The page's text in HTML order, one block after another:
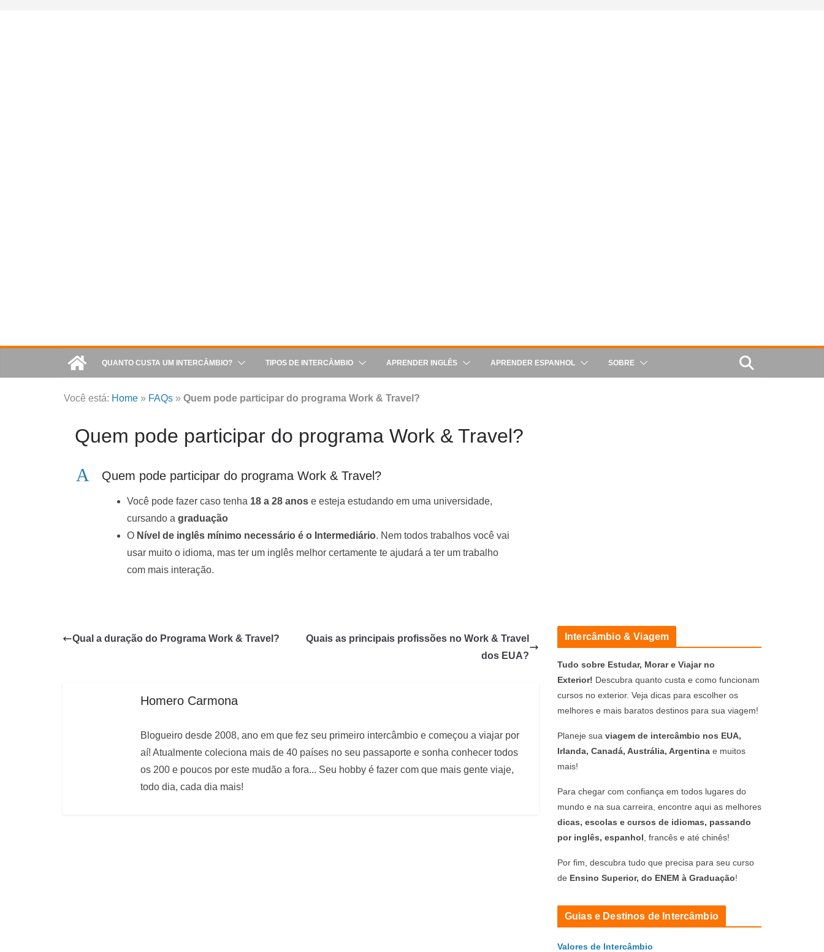
QUANTO CUSTA UM INTERCÂMBIO? TIPOS DE INTERCÂMBIO APRENDER INGLÊS APRENDER ESPANHOL SOBRE
Você está: Home » FAQs » Quem pode participar do programa Work & Travel?
Quem pode participar do programa Work & Travel?
A Quem pode participar do programa Work & Travel?
Você pode fazer caso tenha 18 a 28 anos e esteja estudando em uma universidade,
cursando a graduação
O Nível de inglês mínimo necessário é o Intermediário. Nem todos trabalhos você vai
usar muito o idioma, mas ter um inglês melhor certamente te ajudará a ter um trabalho
com mais interação.
Qual a duração do Programa Work & Travel?
Quais as principais profissões no Work & Travel
dos EUA?
Homero Carmona
Blogueiro desde 2008, ano em que fez seu primeiro intercâmbio e começou a viajar por
aí! Atualmente coleciona mais de 40 países no seu passaporte e sonha conhecer todos
os 200 e poucos por este mudão a fora... Seu hobby é fazer com que mais gente viaje,
todo dia, cada dia mais!
Intercâmbio & Viagem
Tudo sobre Estudar, Morar e Viajar no
Exterior! Descubra quanto custa e como funcionam
cursos no exterior. Veja dicas para escolher os
melhores e mais baratos destinos para sua viagem!
Planeje sua viagem de intercâmbio nos EUA,
Irlanda, Canadá, Austrália, Argentina e muitos
mais!
Para chegar com confiança em todos lugares do
mundo e na sua carreira, encontre aqui as melhores
dicas, escolas e cursos de idiomas, passando
por inglês, espanhol , francês e até chinês!
Por fim, descubra tudo que precisa para seu curso
de Ensino Superior, do ENEM à Graduação!
Guias e Destinos de Intercâmbio
Valores de Intercâmbio